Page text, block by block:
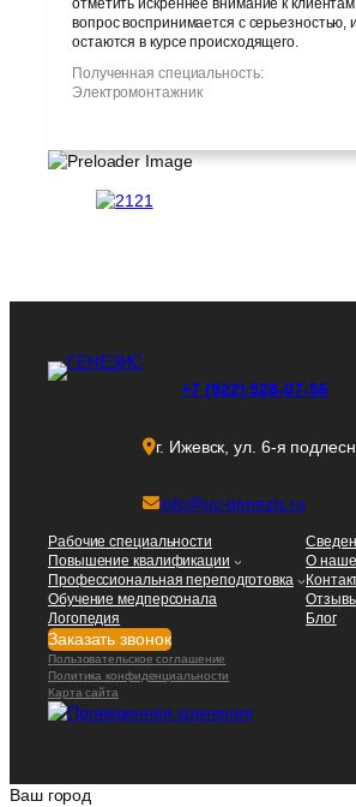
вопрос воспринимается с серьезностью,
остаются в курсе происходящего.
Полученная специальность:
Электромонтажник
+7 (922) 528-07-56
г. Ижевск, ул. 6-я
info@uc-genezis.ru
Рабочие специальности
Повышение квалификации
Профессиональная переподготовка
Обучение медперсонала
Логопедия
О
Блог
Заказать звонок
Пользовательское соглашение
Политика конфиденциальности
Карта сайта
Ваш город